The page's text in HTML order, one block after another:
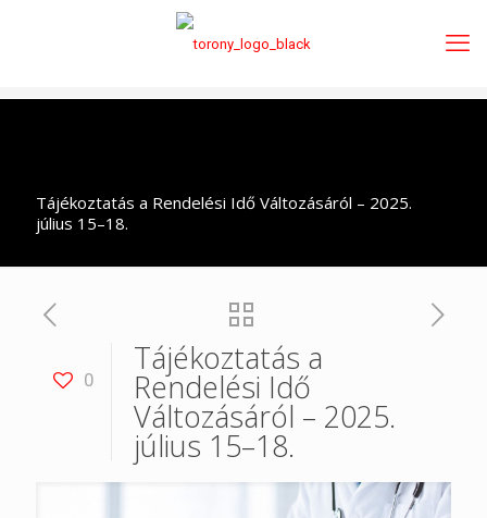
Tájékoztatás a Rendelési Idő Változásáról – 2025.
július 15–18.
0
Tájékoztatás a
Rendelési Idő
Változásáról – 2025.
július 15–18.